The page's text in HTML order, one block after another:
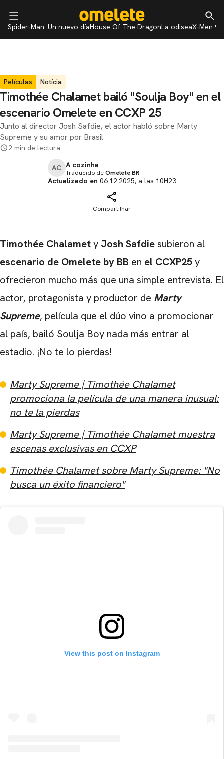
Spider-Man: Un nuevo díaHouse Of The DragonLa odiseaX-Men 97
Películas Notícia
Timothée Chalamet bailó "Soulja Boy" en el
escenario Omelete en CCXP 25
Junto al director Josh Safdie, el actor habló sobre Marty
Supreme y su amor por Brasil
2 min de lectura
AC A cozinha
Traducido deOmelete BR
Actualizado en 06.12.2025, a las 10H23
Compartilhar
Timothée Chalamety Josh Safdiesubieron al
escenario de Omelete by BB en el CCXP25y
ofrecieron mucho más que una simple entrevista. El
actor, protagonista y productor de Marty
Supreme, película que el dúo vino a promocionar
al país, bailó Soulja Boy nada más entrar al
estadio. ¡No te lo pierdas!
Marty Supreme | Timothée Chalamet
promociona la película de una manera inusual:
no te la pierdas
Marty Supreme | Timothée Chalamet muestra
escenas exclusivas en CCXP
Timothée Chalamet sobre Marty Supreme: "No
busca un éxito financiero"
View this post on Instagram